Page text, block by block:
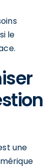
le
une